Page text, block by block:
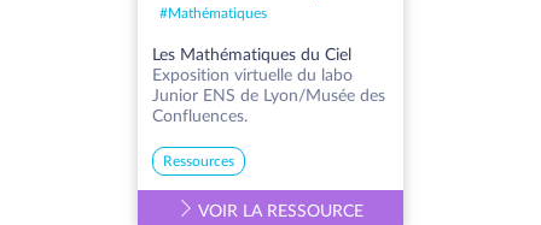
#Mathématiques
Les Mathématiques du Ciel
Exposition virtuelle du labo
Junior ENS de Lyon/Musée des
Confluences.
Ressources
VOIR LA RESSOURCE